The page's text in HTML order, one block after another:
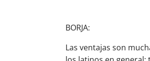
BORJA:
Las ventajas son